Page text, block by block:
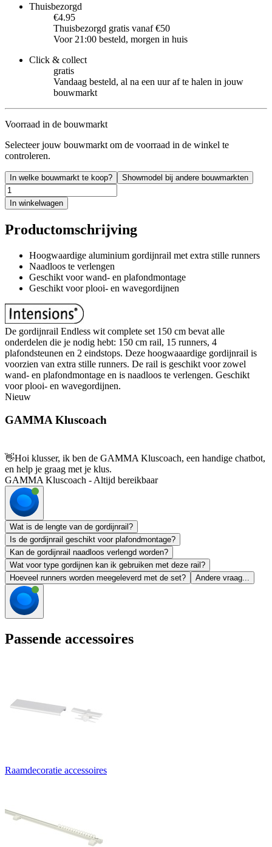
Thuisbezorgd
€4.95
Thuisbezorgd gratis vanaf €50
Voor 21:00 besteld, morgen in huis
Click & collect
gratis
Vandaag besteld, al na een uur af te halen in jouw
bouwmarkt
Voorraad in de bouwmarkt
Selecteer jouw bouwmarkt om de voorraad in de winkel te
controleren.
In welke bouwmarkt te koop? Showmodel bij andere bouwmarkten
In winkelwagen
Productomschrijving
Hoogwaardige aluminium gordijnrail met extra stille runners
Naadloos te verlengen
Geschikt voor wand- en plafondmontage
Geschikt voor plooi- en wavegordijnen
De gordijnrail Endless wit complete set 150 cm bevat alle
onderdelen die je nodig hebt: 150 cm rail, 15 runners, 4
plafondsteunen en 2 eindstops. Deze hoogwaaardige gordijnrail is
voorzien van extra stille runners. De rail is geschikt voor zowel
wand- en plafondmontage en is naadloos te verlengen. Geschikt
voor plooi- en wavegordijnen.
Nieuw
GAMMA Kluscoach
👋Hoi klusser, ik ben de GAMMA Kluscoach, een handige chatbot,
en help je graag met je klus.
GAMMA Kluscoach - Altijd bereikbaar
Wat is de lengte van de gordijnrail?
Is de gordijnrail geschikt voor plafondmontage?
Kan de gordijnrail naadloos verlengd worden?
Wat voor type gordijnen kan ik gebruiken met deze rail?
Hoeveel runners worden meegeleverd met de set?
Andere vraag...
Passende accessoires
Raamdecoratie accessoires